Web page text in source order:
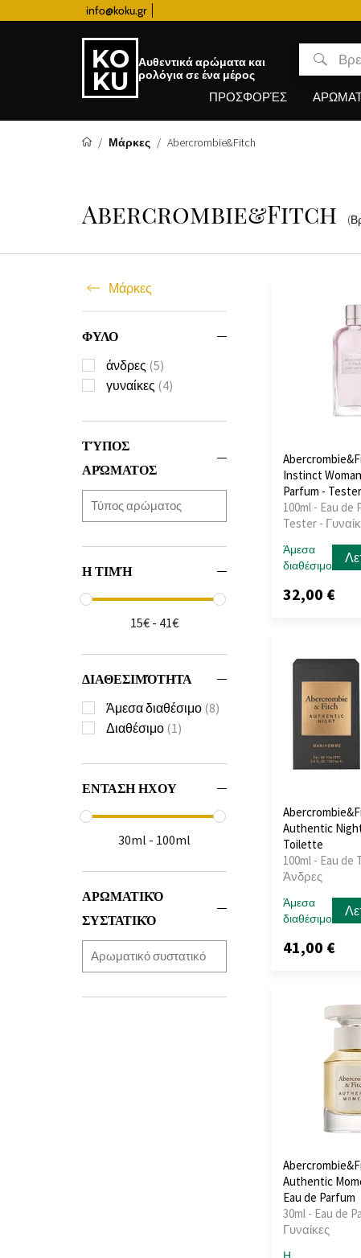
info@koku.gr
Αυθεντικά αρώματα και
ρολόγια σε ένα μέρος
ΠΡΟΣΦΟΡΈΣ
Μάρκες Abercrombie&Fitch
Abercrombie&Fitch
Μάρκες
ΦΥΛΟ
άνδρες (5)
γυναίκες (4)
ΤΎΠΟΣ
ΑΡΏΜΑΤΟΣ
Η ΤΙΜΉ
15€ - 41€
ΔΙΑΘΕΣΙΜΌΤΗΤΑ
Άμεσα διαθέσιμο (8)
Διαθέσιμο (1)
ΕΝΤΑΣΗ ΗΧΟΥ
30ml - 100ml
ΑΡΩΜΑΤΙΚΌ
ΣΥΣΤΑΤΙΚΌ
Instinct
Parfum - Tester
100ml - Eau de
Tester -
Άμεσα
διαθέσιμο
32,00 €
Authentic
Toilette
100ml - Eau de
Άνδρες
Άμεσα
διαθέσιμο
41,00 €
Authentic
Eau de Parfum
30ml - Eau de
Γυναίκες